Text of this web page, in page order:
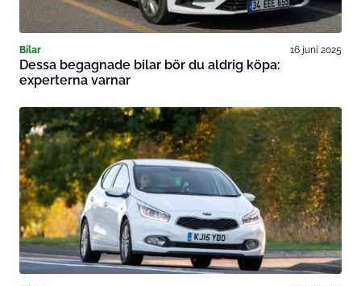
Bilar 16 juni 2025
Dessa begagnade bilar bör du aldrig köpa:
experterna varnar